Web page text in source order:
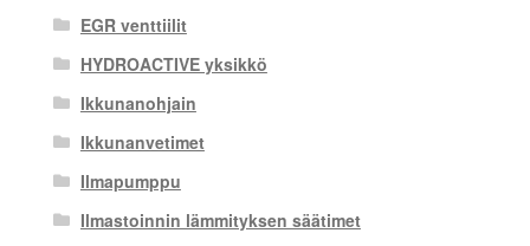
EGR venttiilit
HYDROACTIVE yksikkö
Ikkunanohjain
Ikkunanvetimet
Ilmapumppu
Ilmastoinnin lämmityksen säätimet